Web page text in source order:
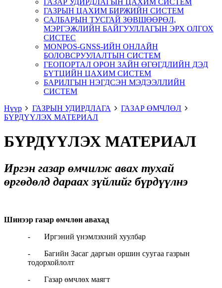
ГАЗАР УДИРДЛАГЫН ЦАХИМ СИСТЕМ
ГАЗРЫН ЦАХИМ БИРЖИЙН СИСТЕМ
САЛБАРЫН ТУСГАЙ ЗӨВШӨӨРӨЛ,
МЭРГЭЖЛИЙН БАЙГУУЛЛАГЫН ЭРХ ОЛГОХ
СИСТЕС
MONPOS-GNSS-ИЙН ОНЛАЙН
БОЛОВСРУУЛАЛТЫН СИСТЕМ
ГЕОПОРТАЛ ОРОН ЗАЙН ӨГӨГДЛИЙН ДЭД
БҮТЦИЙН ЦАХИМ СИСТЕМ
БАРИЛГЫН НЭГДСЭН МЭДЭЭЛЛИЙН
СИСТЕМ
Нүүр
ГАЗРЫН УДИРДЛАГА
ГАЗАР ӨМЧЛӨЛ
БҮРДҮҮЛЭХ МАТЕРИАЛ
БҮРДҮҮЛЭХ МАТЕРИАЛ
Иргэн газар өмчилж авах тухай
өргөдөлд дараах зүйлийг бүрдүүлнэ
Шинээр газар өмчлөн авахад
- Иргэний үнэмлэхний хуулбар
- Багийн Засаг даргын оршин суугаа газрын
тодорхойлолт
- Газар өмчлөх маягт